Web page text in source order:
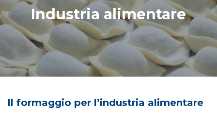
Industria alimentare
Il formaggio per l’industria alimentare